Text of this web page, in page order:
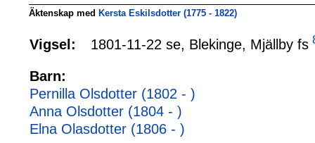
Äktenskap med Kersta Eskilsdotter (1775 - 1822)
Vigsel: 1801-11-22 se, Blekinge, Mjällby fs
Barn:
Pernilla Olsdotter (1802 - )
Anna Olsdotter (1804 - )
Elna Olasdotter (1806 - )